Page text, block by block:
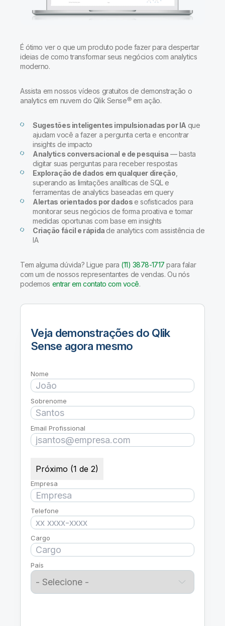
Onboarding
Documentação do Produto
Sala de Imprensa
Escritórios Globais
É ótimo ver o que um produto pode fazer para despertar
ideias de como transformar seus negócios com analytics
moderno.
Assista em nossos vídeos gratuitos de demonstração o
analytics em nuvem do Qlik Sense® em ação.
Sugestões inteligentes impulsionadas por IA que
ajudam você a fazer a pergunta certa e encontrar
insights de impacto
Analytics conversacional e de pesquisa — basta
digitar suas perguntas para receber respostas
Exploração de dados em qualquer direção
superando as limitações analíticas de SQL e
ferramentas de analytics baseadas em query
Alertas orientados por dados e sofisticados para
monitorar seus negócios de forma proativa e tomar
medidas oportunas com base em insights
Criação fácil e rápida de analytics com assistência de
IA
Tem alguma dúvida? Ligue para (11) 3878-1717 para falar
com um de nossos representantes de vendas. Ou nós
podemos entrar em contato com você.
Veja demonstrações do Qlik
Sense agora mesmo
Nome
Sobrenome
Email Profissional
Próximo (1 de 2)
Empresa
Telefone
Cargo
País